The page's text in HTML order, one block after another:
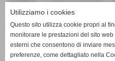
conforme alle procedure
totalmente da qualsiasi
denunciare agli organismi
riscontrate.
Utilizziamo i cookies
Questo sito utilizza cookie propri al
monitorare le prestazioni del sito
esterni che consentono di inviare
preferenze, come dettagliato nella